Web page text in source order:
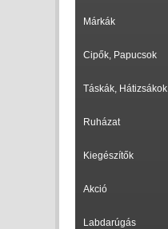
Márkák
Cipők, Papucsok
Táskák, Hátizsákok
Ruházat
Kiegészítők
Akció
Labdarúgás